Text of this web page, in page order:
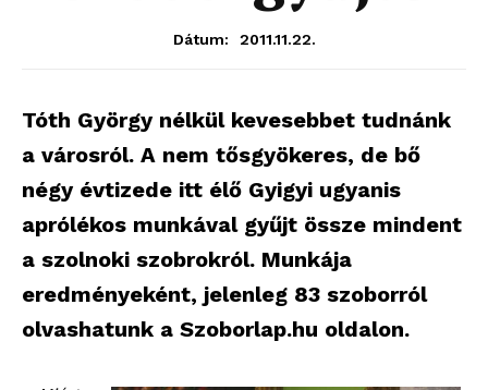
Dátum: 2011.11.22.
Tóth György nélkül kevesebbet tudnánk
a városról. A nem tősgyökeres, de bő
négy évtizede itt élő Gyigyi ugyanis
aprólékos munkával gyűjt össze mindent
a szolnoki szobrokról. Munkája
eredményeként, jelenleg 83 szoborról
olvashatunk a Szoborlap.hu oldalon.